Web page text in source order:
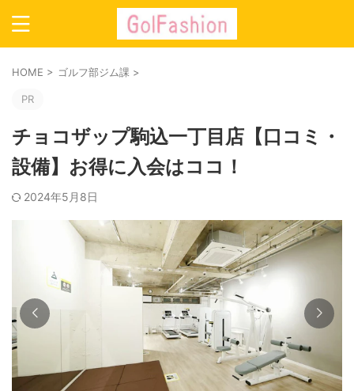
HOME > ゴルフ部ジム課 >
PR
チョコザップ駒込一丁目店【口コミ・
設備】お得に入会はココ！
2024年5月8日